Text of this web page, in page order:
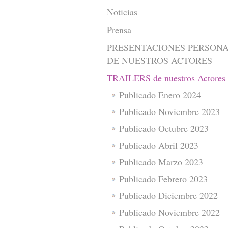
Noticias
Prensa
PRESENTACIONES
DE NUESTROS ACTORES
TRAILERS de nuestros Actores
Publicado Enero 2024
Publicado Noviembre 2023
Publicado Octubre 2023
Publicado Abril 2023
Publicado Marzo 2023
Publicado Febrero 2023
Publicado Diciembre 2022
Publicado Noviembre 2022